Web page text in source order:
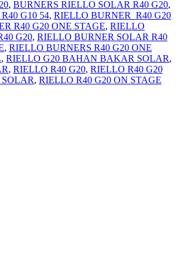
, BURNERS RIELLO SOLAR R40 G20,
G10 54, RIELLO BURNER R40 G20
R40 G20 ONE STAGE, RIELLO
G20, RIELLO BURNER SOLAR R40
, RIELLO BURNERS R40 G20 ONE
, RIELLO G20 BAHAN BAKAR SOLAR,
, RIELLO R40 G20, RIELLO R40 G20
, RIELLO R40 G20 ON STAGE